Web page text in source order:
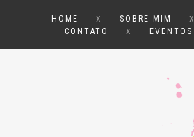
HOME x SOBRE MIM x
CONTATO x EVENTOS